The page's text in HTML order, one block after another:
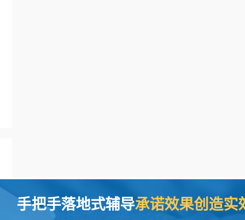
手把手落地式辅导承诺效果创造实